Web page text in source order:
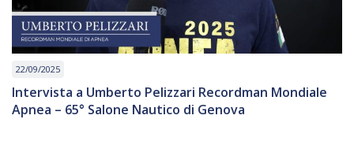
22/09/2025
Intervista a Umberto Pelizzari Recordman Mondiale
Apnea – 65° Salone Nautico di Genova